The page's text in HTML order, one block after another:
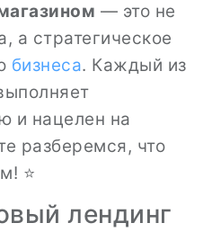
— это не
а стратегическое
бизнеса. Каждый из
и нацелен на
разберемся, что
⭐
лендинг